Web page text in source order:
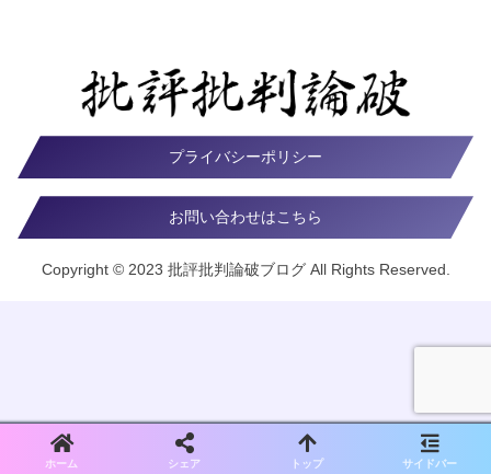
プライバシーポリシー
お問い合わせはこちら
Copyright © 2023 批評批判論破ブログ All Rights Reserved.
ホーム シェア トップ サイドバー